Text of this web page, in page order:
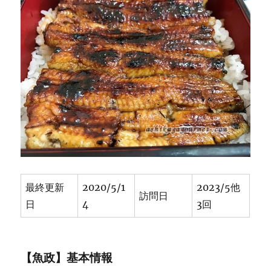
転
に
最終更新
日
2020/5/1
4
訪問日
2023/5他
3回
【魚政】基本情報